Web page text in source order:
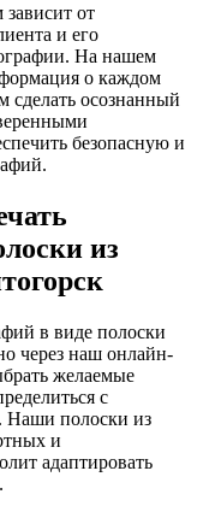
от
и его
На нашем
о каждом
сделать осознанный
безопасную и
из
в виде полоски
через наш онлайн-
желаемые
с
Наши полоски из
и
адаптировать